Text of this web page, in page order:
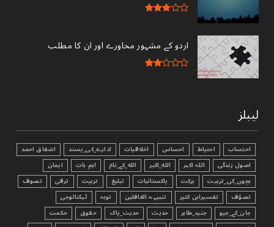
اردو کے مشہور محاورے اور ان کا مطلب
لیبلز
احتساب احتیاط احساس اخلاقیات ادارے_کی_پسند
اشفاق احمد
اصول زندگی
اللہ اکبر الله_اکبر الله_کے_نام اہم بات
ایمان
بچوں_کی_تربیت
برکت پاکستانیات تبليغ تربیت ترقی
تصوف
تصوّف
تفسیرابن کثیر تنبیہہ الغافلین توبہ
ٹیکنالوجی
جان_کے_جیو
جنید_طاہر حدیث حدیث_پاک حقوق
حکمت